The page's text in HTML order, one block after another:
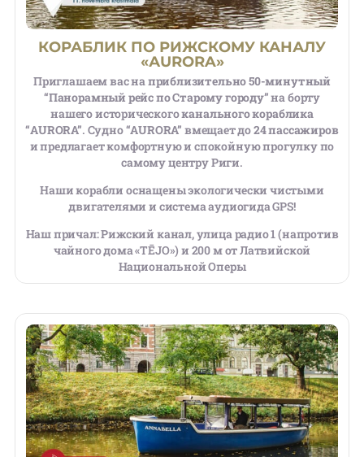
КОРАБЛИК ПО РИЖСКОМУ КАНАЛУ
«АURORA»
Приглашаем вас на приблизительно 50-минутный
“Панорамный рейс по Старому городу”на борту
нашего историческогоканального кораблика
“AURORA”. Судно“AURORA” вмещает до24 пассажиров
и предлагает комфортную и спокойную прогулку по
самому центру Риги.
Наши корабли оснащены экологически чистыми
двигателями и система аудиогида GPS!
Наш причал: Рижский канал, улица радио 1 (напротив
чайного дома «TĒJO») и 200 м от Латвийской
Национальной Оперы